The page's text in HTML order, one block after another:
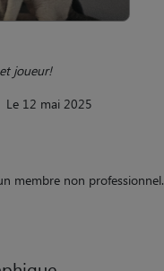
joueur!
Le 12 mai 2025
membre non professionnel.